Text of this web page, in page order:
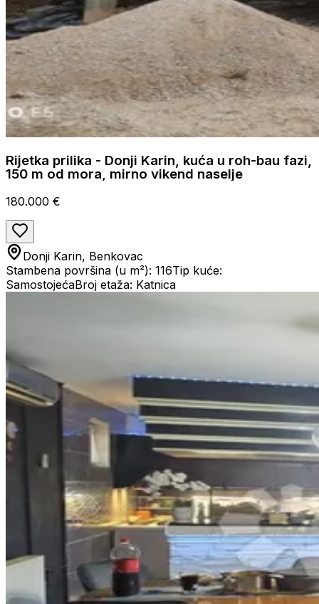
Rijetka prilika - Donji Karin, kuća u roh-bau fazi,
150 m od mora, mirno vikend naselje
180.000 €
Donji Karin, Benkovac
Stambena površina (u m²): 116Tip kuće:
SamostojećaBroj etaža: Katnica